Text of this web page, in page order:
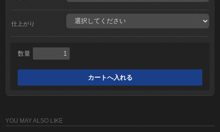
仕上がり
数量
YOU MAY ALSO LIKE